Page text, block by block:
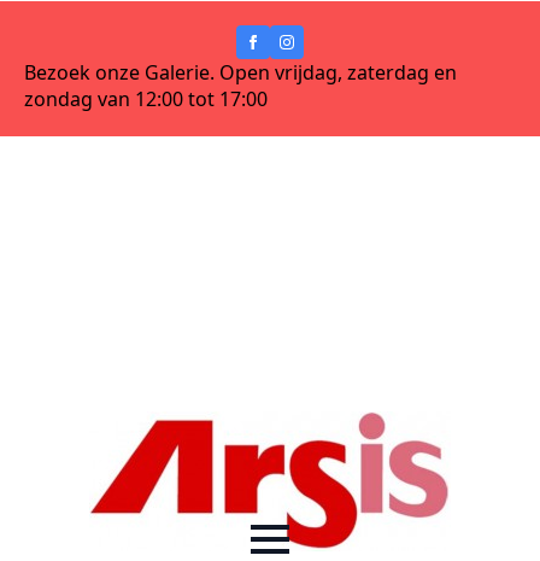
Bezoek onze Galerie. Open vrijdag, zaterdag en
zondag van 12:00 tot 17:00